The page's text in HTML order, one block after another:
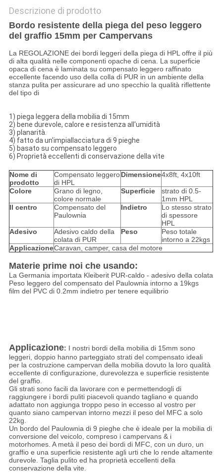
Descrizione di prodotto
Bordo resistente della piega del peso leggero
del graffio 15mm per Campervans
La REGOLAZIONE dei bordi leggeri della piega di HPL offre il più
di alta qualità nelle componenti opache di cena. La superficie
opaca di cena è laminata su compensato leggero raffinato
eccellente facendo uso della colla di PUR in un ambiente della
stanza pulita per assicurare ad uno specchio la qualità riflettente
del tipo di
1) piega leggera della mobilia di 15mm
2) bene durevole, calore e resistenza all'umidità
3) planarità.
4) fatto da un'impiallacciatura di 9 pieghe
5) basato su compensato leggero
6) Proprietà eccellenti di conservazione della vite
Nome di
prodotto
Compensato leggero
di HPL
Dimensione4x8ft, 4x10ft
Colore
Grano di legno,
colore normale
Superficie
strato di 0.5-
1mm HPL
Il centro
Compensato del
Paulownia
Indietro
Lo stesso strato
di spessore
HPL
Adesivo
Adesivo caldo della
colata di PUR
Peso
Peso totale
intorno a 22kgs
ApplicazioneCaravan, camper, casa del motore
Materie prime noi che usando:
La Germania importata Kleiberit PUR-caldo - adesivo della colata
Peso leggero del compensato del Paulownia intorno a 19kgs
film del PVC di 0.2mm indietro per tenere equilibrio
Applicazione: I nostri bordi della mobilia di 15mm sono
leggeri, doppio hanno parteggiato strati del compensato ideali
per la costruzione campervan della mobilia dovuto la loro qualità
eccellente di configurazione, durevolezza e superficie resistente
del graffio.
Gli strati sono facili da lavorare con e permettendogli di
raggiungere i bordi puliti piacevoli quando tagliano e quando
adattato non aggiunga troppo peso in eccesso al vostro per
quanto siano campervan intorno mezzi il peso del MFC a solo
22kg.
Un bordo del Paulownia di 9 pieghe che è ideale per la mobilia di
conversione del veicolo, compreso i campervans & i
motorhomes. A metà il peso dei bordi di MFC, con un duro, un
graffio e una superficie resistente agli urti che lo rende altamente
durevole. Taglia pulito ed ha proprietà eccellenti della
conservazione della vite.